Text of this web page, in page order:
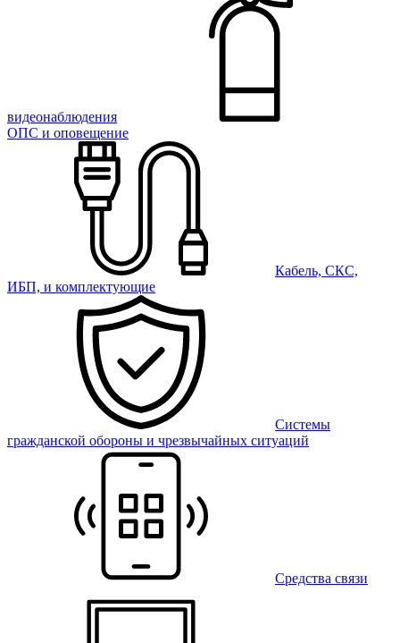
видеонаблюдения
ОПС и оповещение
Кабель, СКС,
ИБП, и комплектующие
Системы
гражданской обороны и чрезвычайных ситуаций
Средства связи